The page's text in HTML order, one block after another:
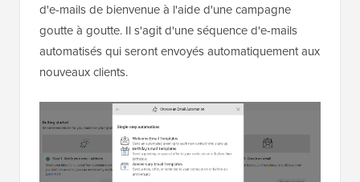
d'e-mails de bienvenue à l'aide d'une campagne
goutte à goutte. Il s'agit d'une séquence d'e-mails
automatisés qui seront envoyés automatiquement aux
nouveaux clients.